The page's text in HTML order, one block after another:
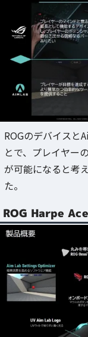
ROGのデバイスと
とで、プレイヤー
が可能になると考
た。
ROG Harpe